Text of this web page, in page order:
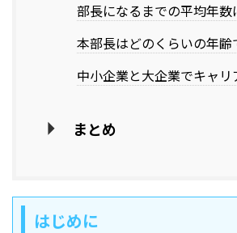
部長になるまでの平均年数
本部長はどのくらいの年齢
中小企業と大企業でキャリ
まとめ
はじめに